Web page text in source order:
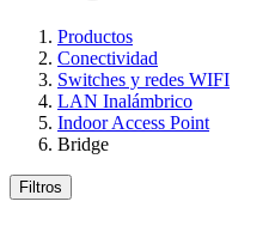
Productos
Conectividad
Switches y redes WIFI
LAN Inalámbrico
Indoor Access Point
Bridge
Filtros